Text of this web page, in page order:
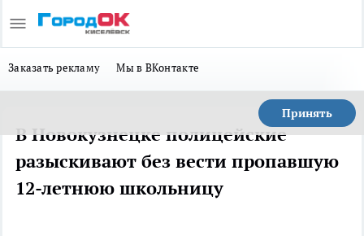
Заказать рекламу Мы в ВКонтакте
Принять
В Новокузнецке полицейские
разыскивают без вести пропавшую
12-летнюю школьницу